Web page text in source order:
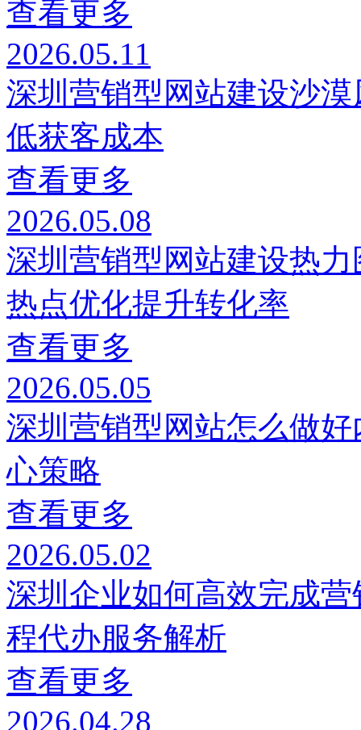
查看更多
2026.05.11
深圳营销型网站建设沙
低获客成本
查看更多
2026.05.08
深圳营销型网站建设热
热点优化提升转化率
查看更多
2026.05.05
深圳营销型网站怎么做
心策略
查看更多
2026.05.02
深圳企业如何高效完成
程代办服务解析
查看更多
2026.04.28